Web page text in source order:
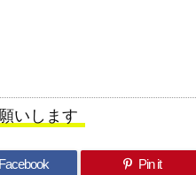
いします
Facebook Pin it